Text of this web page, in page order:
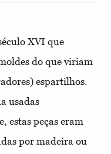
XVI que
do que viriam
espartilhos.
usadas
estas peças eram
por madeira ou